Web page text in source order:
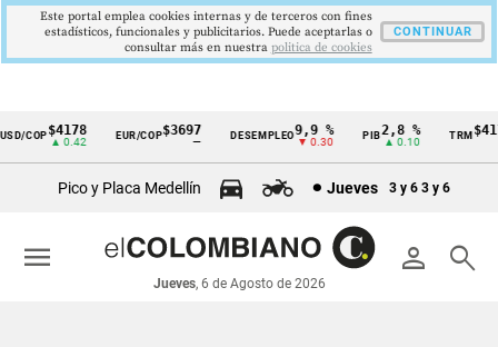
Cintillo
económicos
Colombia
COP$4178
▲ 0.42
EUR/COP$3697 DESEMPLEO9,9 %
▼ 0.30
2,8 %
▲ 0.10
TRM
Pico y Placa Medellín Jueves 3 y 6 3 y 6
person search
Jueves, 6 de Agosto de 2026
menu
Este portal emplea cookies internas y de terceros con fines
estadísticos, funcionales y publicitarios. Puede aceptarlas o
consultar más en nuestra politica de cookies
CONTINUAR